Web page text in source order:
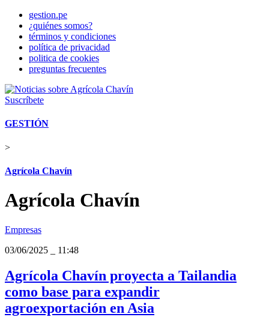
gestion.pe
¿quiénes somos?
términos y condiciones
política de privacidad
politica de cookies
preguntas frecuentes
Suscríbete
GESTIÓN
>
Agrícola Chavín
Agrícola Chavín
Empresas
03/06/2025
11:48
Agrícola Chavín proyecta a Tailandia
como base para expandir
agroexportación en Asia